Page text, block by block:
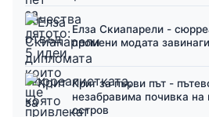
Елза Скиапарели -
промени модата завинаги
Крит за първи път -
незабравима почивка
остров